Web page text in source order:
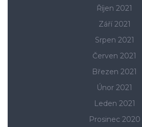
Říjen 2021
Září 2021
Srpen 2021
Červen 2021
Březen 2021
Únor 2021
Leden 2021
Prosinec 2020